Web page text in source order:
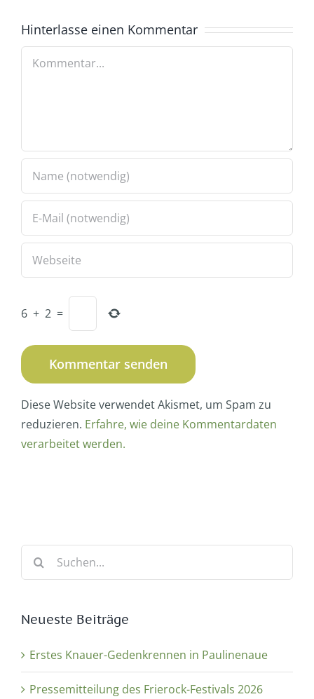
Hinterlasse einen Kommentar
Kommentar
6 + 2 =
Diese Website verwendet Akismet, um Spam zu
reduzieren. Erfahre, wie deine Kommentardaten
verarbeitet werden.
Suche
Neueste Beiträge
Erstes Knauer-Gedenkrennen in Paulinenaue
Pressemitteilung des Frierock-Festivals 2026